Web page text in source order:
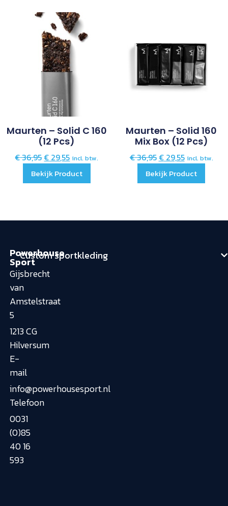
Maurten – Solid C 160
(12 Pcs)
€36,95€ 29,55 incl. btw.
Bekijk Product
Maurten – Solid 160
Mix Box (12 Pcs)
€36,95 €29,55 incl. btw.
Bekijk Product
Powerhouse
Sport
Gijsbrecht
van
Amstelstraat
5
1213 CG
Hilversum
E-
mail
info@powerhousesport.nl
Telefoon
0031
(0)85
40 16
593
Custom sportkleding